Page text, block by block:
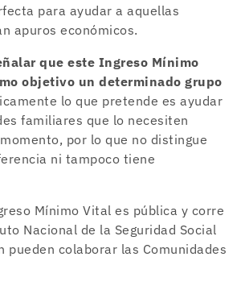
para ayudar a aquellas
apuros económicos.
que este Ingreso Mínimo
objetivo un determinado grupo
lo que pretende es ayudar
familiares que lo necesiten
por lo que no distingue
ni tampoco tiene
Mínimo Vital es pública y corre
Nacional de la Seguridad Social
pueden colaborar las Comunidades